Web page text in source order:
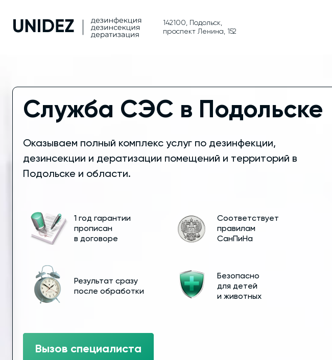
142100, Подольск,
проспект Ленина, 152
Служба СЭС в Подольске
Оказываем полный комплекс услуг по дезинфекции,
дезинсекции и дератизации помещений и территорий в
Подольске и области.
1 год гарантии
прописан
в договоре
Соответствует
правилам
СанПиНа
Результат сразу
после обработки
Безопасно
для детей
и животных
Вызов специалиста